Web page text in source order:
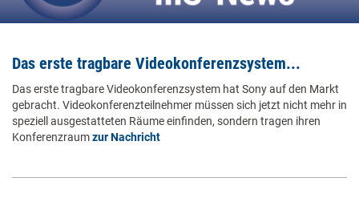
Das erste tragbare Videokonferenzsystem...
Das erste tragbare Videokonferenzsystem hat Sony auf den Markt
gebracht. Videokonferenzteilnehmer müssen sich jetzt nicht mehr in
speziell ausgestatteten Räume einfinden, sondern tragen ihren
Konferenzraumzur Nachricht